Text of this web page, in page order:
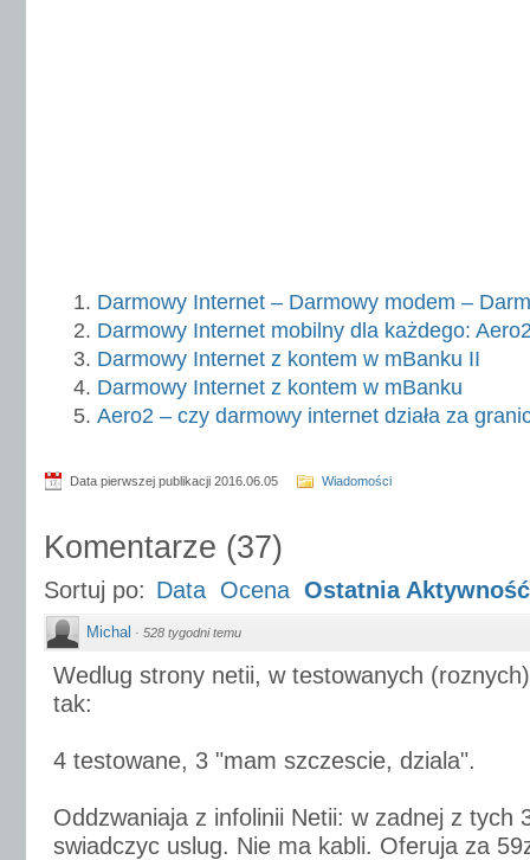
Darmowy Internet – Darmowy modem –
Darmowy Internet mobilny dla każdego:
Darmowy Internet z kontem w mBanku II
Darmowy Internet z kontem w mBanku
Aero2 – czy darmowy internet działa za
Data pierwszej publikacji 2016.06.05 Wiadomości
Komentarze (37)
Sortuj po: Data Ocena Ostatnia Aktywność
Michal · 528 tygodni temu
Wedlug strony netii, w testowanych
tak:
4 testowane, 3 "mam szczescie, dziala".
Oddzwaniaja z infolinii Netii: w zadnej z tych
swiadczyc uslug. Nie ma kabli. Oferuja za